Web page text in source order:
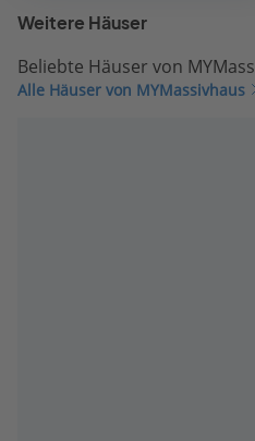
Weitere Häuser
Beliebte Häuser von
Alle Häuser von MYMassivhaus